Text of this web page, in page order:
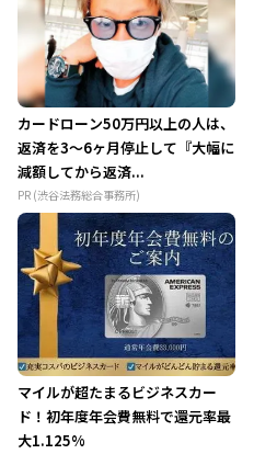
カードローン50万円以上の人は、
返済を3～6ヶ月停止して『大幅に
減額してから返済...
PR (渋谷法務総合事務所)
マイルが超たまるビジネスカー
ド！初年度年会費無料で還元率最
大1.125%